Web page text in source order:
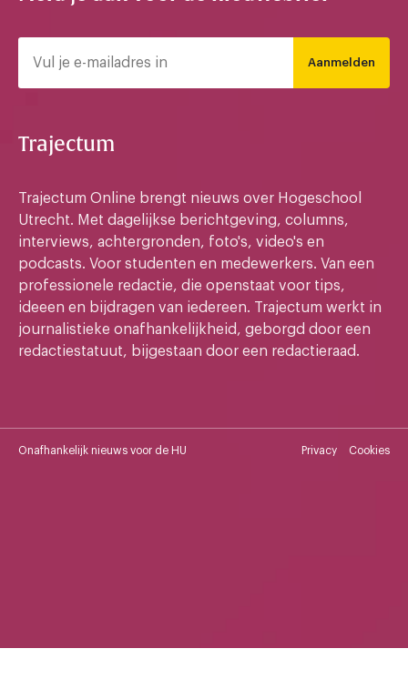
Aanmelden
Trajectum
Trajectum Online brengt nieuws over Hogeschool
Utrecht. Met dagelijkse berichtgeving, columns,
interviews, achtergronden, foto's, video's en
podcasts. Voor studenten en medewerkers. Van een
professionele redactie, die openstaat voor tips,
ideeen en bijdragen van iedereen. Trajectum werkt in
journalistieke onafhankelijkheid, geborgd door een
redactiestatuut, bijgestaan door een redactieraad.
Onafhankelijk nieuws voor de HU Privacy Cookies